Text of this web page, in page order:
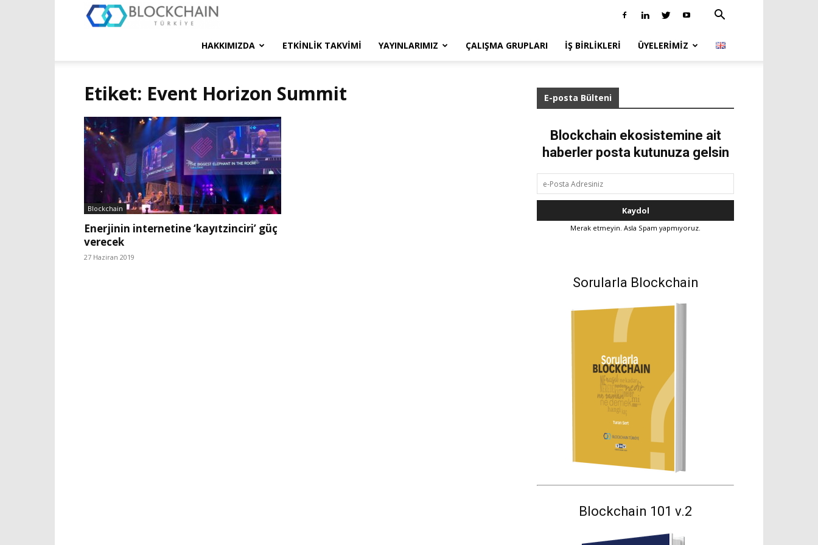
Türkiye
HAKKIMIZDA ETKINLIK TAKVIMI YAYINLARIMIZ ÇALIŞMA GRUPLARI İŞ BIRLIKLERI ÜYELERIMIZ
Etiket: Event Horizon Summit
Blockchain
Enerjinin internetine ‘kayıtzinciri’ güç
verecek
27 Haziran 2019
E-posta Bülteni
Blockchain ekosistemine ait
haberler posta kutunuza gelsin
Merak etmeyin. Asla Spam yapmıyoruz.
Sorularla Blockchain
Blockchain 101 v.2